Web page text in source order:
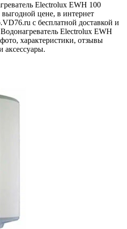
Electrolux EWH 100
цене, в интернет
с бесплатной доставкой и
Electrolux EWH
характеристики, отзывы
аксессуары.